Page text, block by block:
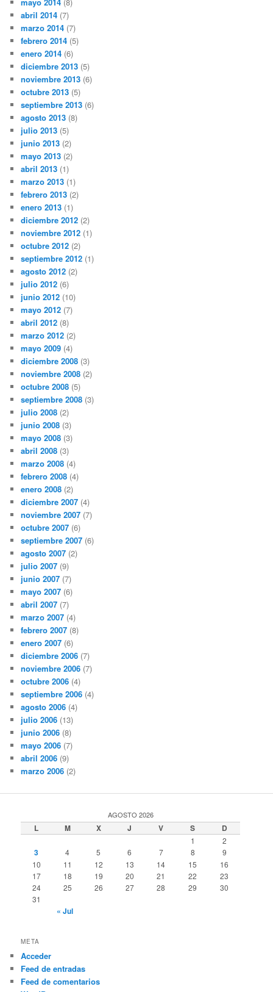
abril 2014 (7)
marzo 2014 (7)
febrero 2014 (5)
enero 2014 (6)
diciembre 2013 (5)
noviembre 2013 (6)
octubre 2013 (5)
septiembre 2013 (6)
agosto 2013 (8)
julio 2013 (5)
junio 2013 (2)
mayo 2013 (2)
abril 2013 (1)
marzo 2013 (1)
febrero 2013 (2)
enero 2013 (1)
diciembre 2012 (2)
noviembre 2012 (1)
octubre 2012 (2)
septiembre 2012 (1)
agosto 2012 (2)
julio 2012 (6)
junio 2012 (10)
mayo 2012 (7)
abril 2012 (8)
marzo 2012 (2)
mayo 2009 (4)
diciembre 2008 (3)
noviembre 2008 (2)
octubre 2008 (5)
septiembre 2008 (3)
julio 2008 (2)
junio 2008 (3)
mayo 2008 (3)
abril 2008 (3)
marzo 2008 (4)
febrero 2008 (4)
enero 2008 (2)
diciembre 2007 (4)
noviembre 2007 (7)
octubre 2007 (6)
septiembre 2007 (6)
agosto 2007 (2)
julio 2007 (9)
junio 2007 (7)
mayo 2007 (6)
abril 2007 (7)
marzo 2007 (4)
febrero 2007 (8)
enero 2007 (6)
diciembre 2006 (7)
noviembre 2006 (7)
octubre 2006 (4)
septiembre 2006 (4)
agosto 2006 (4)
julio 2006 (13)
junio 2006 (8)
mayo 2006 (7)
abril 2006 (9)
marzo 2006 (2)
AGOSTO 2026
L M X J V S D
1 2
3 4 5 6 7 8
9
10
11 12 13 14 15
16
17
18 19 20 21 22
23
24
25 26 27 28 29
30
31
« Jul
META
Acceder
Feed de entradas
Feed de comentarios